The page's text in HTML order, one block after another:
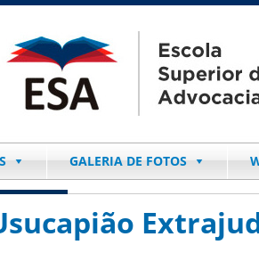
GALERIA DE FOTOS